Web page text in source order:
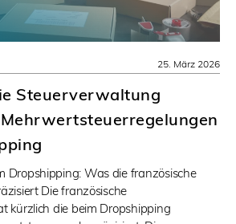
Steuerverwaltung
Dropshipping: Was die französische
Die französische
kürzlich die beim Dropshipping
25. März 2026